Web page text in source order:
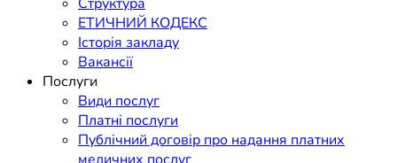
ЕТИЧНИЙ КОДЕКС
Історія закладу
Вакансії
Послуги
Види послуг
Платні послуги
Публічний договір про надання платних